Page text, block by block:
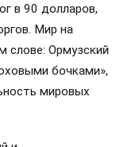
в 90 долларов,
Мир на
слове: Ормузский
бочками»,
мировых